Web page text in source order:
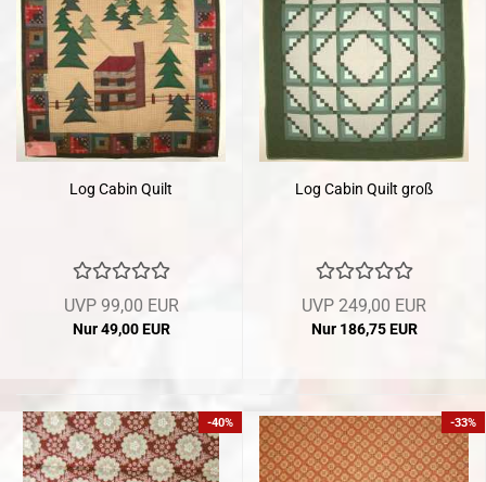
Log Cabin Quilt
UVP 99,00 EUR
Nur 49,00 EUR
Log Cabin Quilt groß
UVP 249,00 EUR
Nur 186,75 EUR
-40% -33%